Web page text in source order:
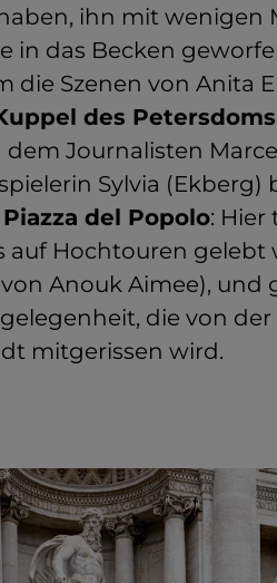
ihn mit wenigen
in das Becken
die Szenen von Anita
des Petersdoms
dem Journalisten
Sylvia (Ekberg)
Piazza del Popolo: Hier
auf Hochtouren gelebt
Anouk Aimee), und
die von
mitgerissen wird.